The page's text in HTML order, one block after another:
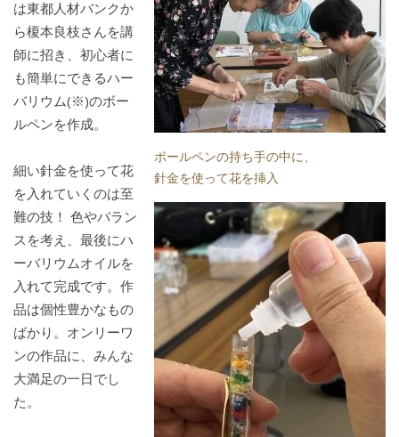
ボールペンの持ち手の中に、
針金を使って花を挿入
は東都人材バンクか
ら榎本良枝さんを講
師に招き、初心者に
も簡単にできるハー
バリウム(※)のボー
ルペンを作成。
細い針金を使って花
を入れていくのは至
難の技！ 色やバラン
スを考え、最後にハ
ーバリウムオイルを
入れて完成です。作
品は個性豊かなもの
ばかり。オンリーワ
ンの作品に、みんな
大満足の一日でし
た。